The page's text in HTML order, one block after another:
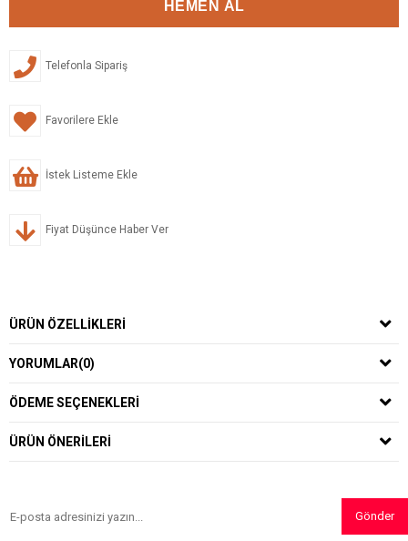
Telefonla Sipariş
Favorilere Ekle
İstek Listeme Ekle
Fiyat Düşünce Haber Ver
ÜRÜN ÖZELLIKLERI
YORUMLAR(0)
ÖDEME SEÇENEKLERI
ÜRÜN ÖNERILERI
Gönder